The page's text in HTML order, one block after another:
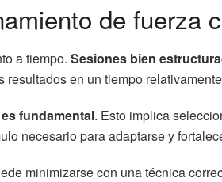
de fuerza
a tiempo. Sesiones bien
resultados en un tiempo
es fundamental. Esto implica
necesario para adaptarse y
minimizarse con una técnica